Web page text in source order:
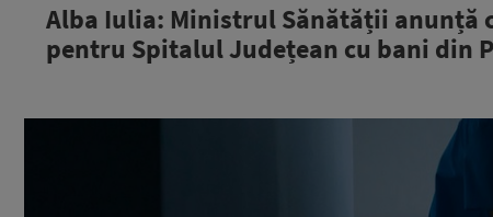
Alba Iulia: Ministrul Sănătății anunță
pentru Spitalul Județean cu bani din